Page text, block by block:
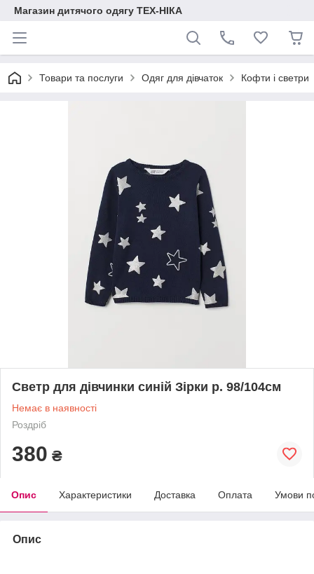
Магазин дитячого одягу ТЕХ-НІКА
Товари та послуги Одяг для дівчаток Кофти і светри
Светр для дівчинки синій Зірки р. 98/104см
Немає в наявності
Роздріб
380 ₴
Опис Характеристики Доставка Оплата Умови
Опис